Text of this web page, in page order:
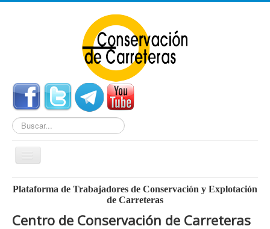
Buscar...
Cambiar
navegación
Home
Centros de Conservación
Plataforma de Trabajadores de Conservación y Explotación
de Carreteras
Centro de Conservación de Carreteras